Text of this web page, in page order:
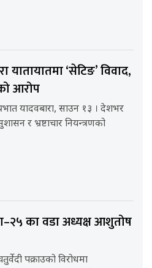
यातायातमा ‘सेटिङ’ विवाद,
आरोप
यादवबारा, साउन १३ । देशभर
र भ्रष्टाचार नियन्त्रणको
का वडा अध्यक्ष आशुतोष
पक्राउको विरोधमा